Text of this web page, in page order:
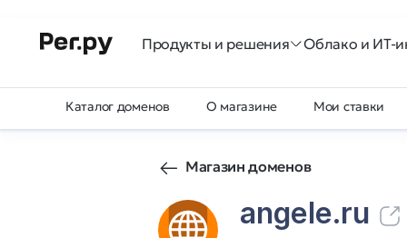
Продукты и решения Облако и ИТ-
Каталог доменов О магазине Мои ставки
Магазин доменов
angele.ru